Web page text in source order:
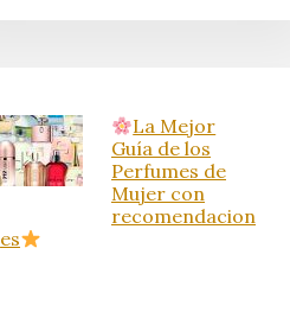
La Mejor
Guía de los
Perfumes de
Mujer con
recomendacion
es